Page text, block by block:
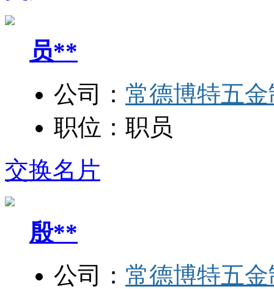
员**
公司： 常德博特五
职位： 职员
交换名片
殷**
公司： 常德博特五